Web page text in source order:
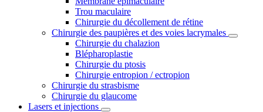
Trou maculaire
Chirurgie du décollement de rétine
Chirurgie des paupières et des voies lacrymales
Chirurgie du chalazion
Blépharoplastie
Chirurgie du ptosis
Chirurgie entropion / ectropion
Chirurgie du strasbisme
Chirurgie du glaucome
Lasers et injections